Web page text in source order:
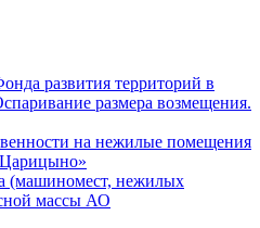
развития территорий в
размера возмещения.
на нежилые помещения
(машиномест, нежилых
массы АО